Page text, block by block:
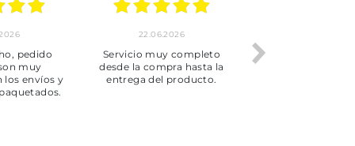
pedido
muy
los envíos y
22.06.2026
Servicio muy completo
desde la compra hasta la
entrega del producto.